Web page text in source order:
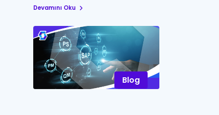
Devamını Oku
Blog